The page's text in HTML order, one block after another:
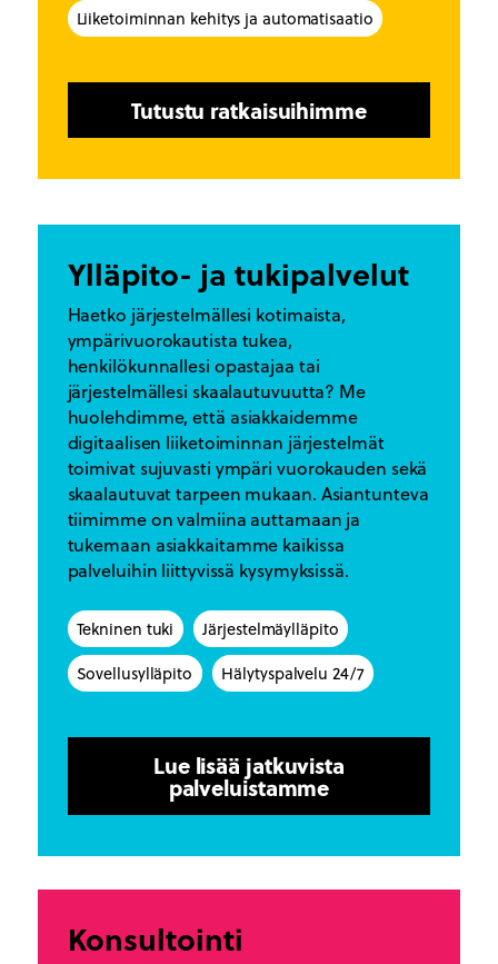
Liiketoiminnan kehitys ja automatisaatio
Tutustu ratkaisuihimme
Ylläpito- ja tukipalvelut
Haetko järjestelmällesi kotimaista,
ympärivuorokautista tukea,
henkilökunnallesi opastajaa tai
järjestelmällesi skaalautuvuutta? Me
huolehdimme, että asiakkaidemme
digitaalisen liiketoiminnan järjestelmät
toimivat sujuvasti ympäri vuorokauden sekä
skaalautuvat tarpeen mukaan. Asiantunteva
tiimimme on valmiina auttamaan ja
tukemaan asiakkaitamme kaikissa
palveluihin liittyvissä kysymyksissä.
Tekninen tuki
Järjestelmäylläpito
Sovellusylläpito
Hälytyspalvelu 24/7
Lue lisää jatkuvista
palveluistamme
Konsultointi